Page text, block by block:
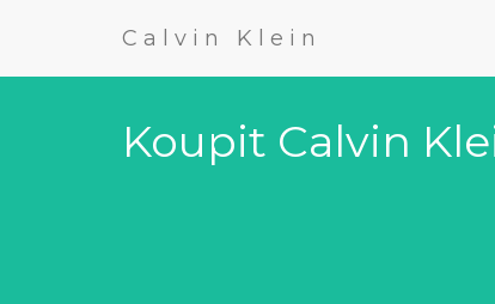
Calvin Klein
Koupit Calvin